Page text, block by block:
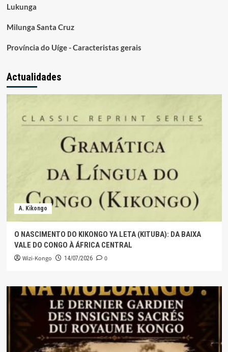
Lukunga
Milunga Santa Cruz
Província do Uíge - Caracteristas gerais
Actualidades
A. Kikongo
O NASCIMENTO DO KIKONGO YA LETA (KITUBA): DA BAIXA
VALE DO CONGO À ÁFRICA CENTRAL
Wizi-Kongo 14/07/2026 0